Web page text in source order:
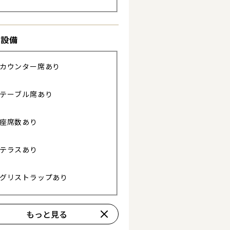
備
ウンター席あり
ーブル席あり
席数あり
ラスあり
リストラップあり
もっと見る